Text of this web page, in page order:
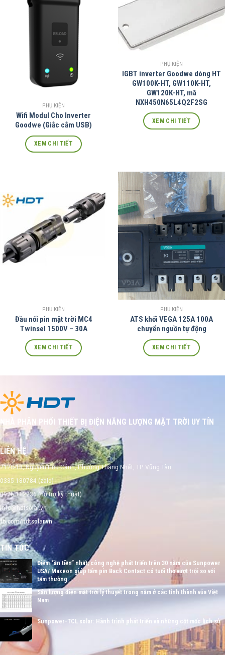
PHỤ KIỆN
Wifi Modul Cho Inverter
Goodwe (Giắc cắm USB)
XEM CHI TIẾT
PHỤ KIỆN
IGBT inverter Goodwe dòng HT
GW100K-HT, GW110K-HT,
GW120K-HT, mã
NXH450N65L4Q2F2SG
XEM CHI TIẾT
PHỤ KIỆN
Đầu nối pin mặt trời MC4
Twinsel 1500V – 30A
XEM CHI TIẾT
PHỤ KIỆN
ATS khối VEGA 125A 100A
chuyển nguồn tự động
XEM CHI TIẾT
NHÀ PHÂN PHỐI THIẾT BỊ ĐIỆN NĂNG LƯỢNG MẶT TRỜI UY TÍN
LIÊN HỆ
212B-18, Nguyễn Hữu Cảnh, Phường Thắng Nhất, TP Vũng Tàu
0335 180784 (zalo)
0926 112236 (hỗ trợ kỹ thuật)
info@hdtsolar.vn
fb.com/hdtsolar.vn
TIN TỨC
Điểm “ăn tiền” nhất, công nghệ phát triển trên 30 năm của Sunpower
USA/ Maxeon giúp tấm pin Back Contact có tuổi thọ vượt trội so với
tấm thường.
Sản lượng điện mặt trời lý thuyết trong năm ở các tỉnh thành vủa Việt
Nam
Sunpower-TCL solar: Hành trình phát triển và những cột mốc lịch sử